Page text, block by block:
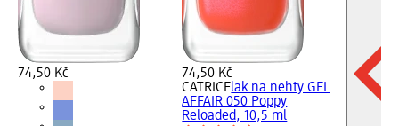
74,50 Kč
74,50 Kč
CATRICElak na nehty GEL
AFFAIR 050 Poppy
Reloaded, 10,5 ml